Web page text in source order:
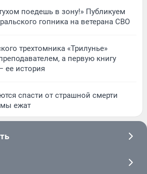
поедешь в зону!» Публикуем
гопника на ветерана СВО
трехтомника «Трилунье»
а первую книгу
ее история
спасти от страшной смерти
ежат